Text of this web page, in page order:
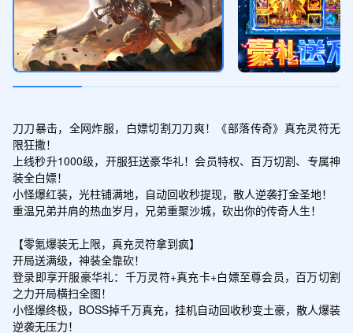
*50、盾牌残片*50
王者礼包
领取
荣耀礼包
冰雪精魄*300、鸿蒙佩碎片*40、斗笠残
片*75、盾牌残片*75
领取
巅峰礼包
冰雪精魄*400、鸿蒙佩碎片*50、斗笠残
片*100、盾牌残片*100
刀刀暴击，全网炸服，白嫖切割刀刀爽！《部落传奇》真充灵符无
限狂撒！
上线秒升1000级，开服狂送豪华礼！会员特权、百万切割、专属神
装全白嫖！
小怪爆红装，光柱铺满地，自动回收秒提现，散人逆袭打金圣地！
重温兄弟并肩的热血岁月，兄弟重聚沙城，砍出你的传奇人生！
【零氪爆装无上限，真充灵符拿到疯】
开局送满级，神装全靠砍！
登录即享开服豪华礼：千万灵符+真充卡+白嫖至尊会员，百万切割
之力开局横扫全图！
小怪爆终极，BOSS掉千万真充，挂机自动回收秒变土豪，散人爆装
逆袭无压力！